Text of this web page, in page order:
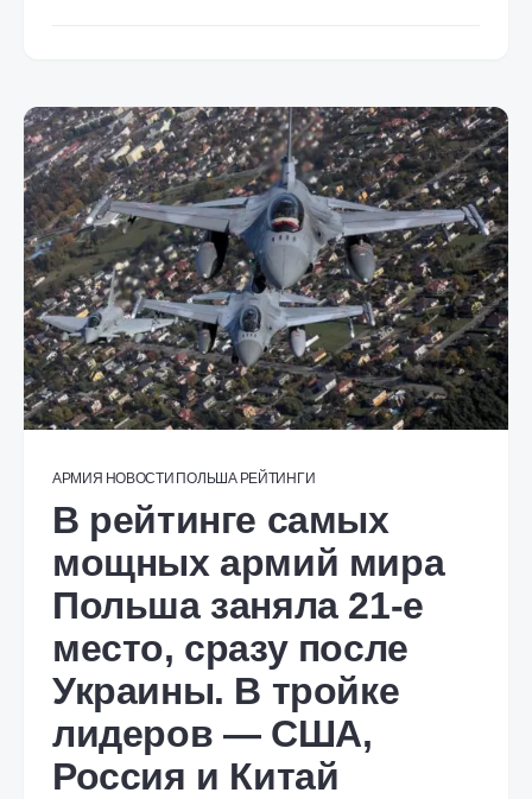
АРМИЯ НОВОСТИ ПОЛЬША РЕЙТИНГИ
В рейтинге самых
мощных армий мира
Польша заняла 21-е
место, сразу после
Украины. В тройке
лидеров — США,
Россия и Китай